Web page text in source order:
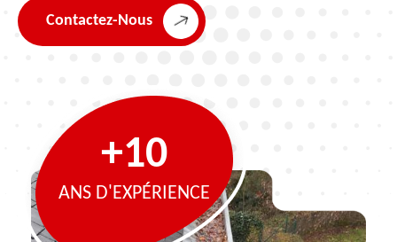
Contactez-Nous
+10
ANS D'EXPÉRIENCE